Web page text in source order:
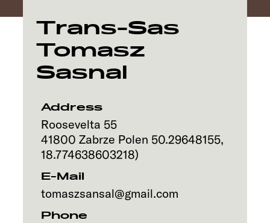
Ontdek
Service
Trans-Sas
Tomasz
Sasnal
Address
Roosevelta 55
41800 Zabrze Polen 50.29648155,
18.774638603218)
E-Mail
tomaszsansal@gmail.com
Phone